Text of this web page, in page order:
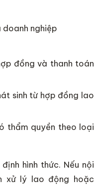
doanh nghiệp
đồng và thanh toán
sinh từ hợp đồng lao
thẩm quyền theo loại
hình thức. Nếu nội
xử lý lao động hoặc